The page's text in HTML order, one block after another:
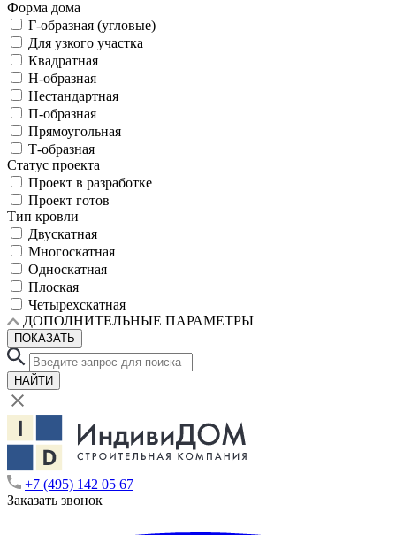
Форма дома
Г-образная (угловые)
Для узкого участка
Квадратная
Н-образная
Нестандартная
П-образная
Прямоугольная
Т-образная
Статус проекта
Проект в разработке
Проект готов
Тип кровли
Двускатная
Многоскатная
Односкатная
Плоская
Четырехскатная
ДОПОЛНИТЕЛЬНЫЕ ПАРАМЕТРЫ
ПОКАЗАТЬ
НАЙТИ
+7 (495) 142 05 67
Заказать звонок